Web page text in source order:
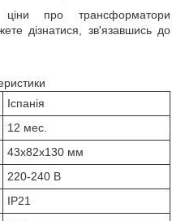
про трансформатори
дізнатися, зв'язавшись до
Іспанія
12 мес.
43х82х130 мм
220-240 В
IP21